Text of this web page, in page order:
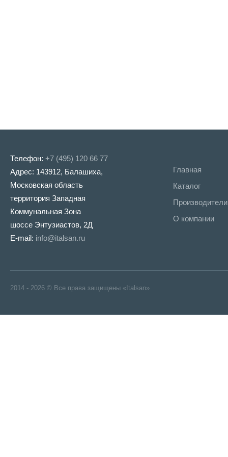
Телефон: +7 (495) 120 66 77
Адрес: 143912, Балашиха,
Московская область
территория Западная
Коммунальная Зона
шоссе Энтузиастов, 2Д
E-mail: info@italsan.ru
Главная
Каталог
Производители
О компании
2014 - 2026 © Все права защищены «Italsan»